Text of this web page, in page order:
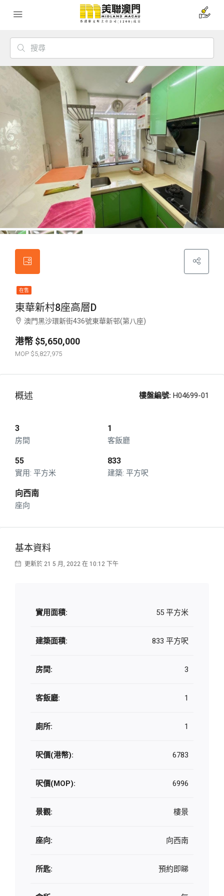
在售
東華新村8座高層D
澳門黑沙環新街436號東華新邨(第八座)
$5,650,000
$5,827,975
概述 樓盤編號: H04699-01
3
房間
1
客飯廳
55
平方米
833
平方呎
向西南
座向
基本資料
更新於 21 5 月, 2022 在 10:12 下午
實用面積: 55 平方米
建築面積: 833 平方呎
房間: 3
客飯廳: 1
廁所: 1
呎價(港幣): 6783
呎價(MOP): 6996
景觀: 樓景
座向: 向西南
所匙: 預約即睇